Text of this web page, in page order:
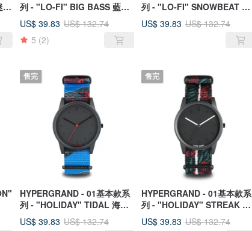
彩
列 - "LO-FI" BIG BASS 藍調
貝斯 手錶
US$ 39.83 US$ 132.74
5 (2)
列 - "LO-FI" SNOWBEAT 電
子雪奏 手錶
US$ 39.83 US$ 132.74
售完
HYPERGRAND - 01基本款系
列 - "HOLIDAY" TIDAL 海島
浪潮 手錶
US$ 39.83 US$ 132.74
售完
HYPERGRAND - 01基本款系
列 - "HOLIDAY" STREAK 瀑
布雨林 手錶
US$ 39.83 US$ 132.74